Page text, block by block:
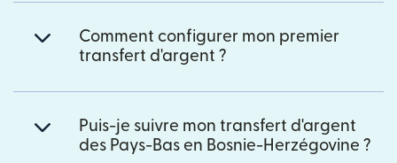
Comment configurer mon premier
transfert d'argent ?
Puis-je suivre mon transfert d'argent
des Pays-Bas en Bosnie-Herzégovine ?